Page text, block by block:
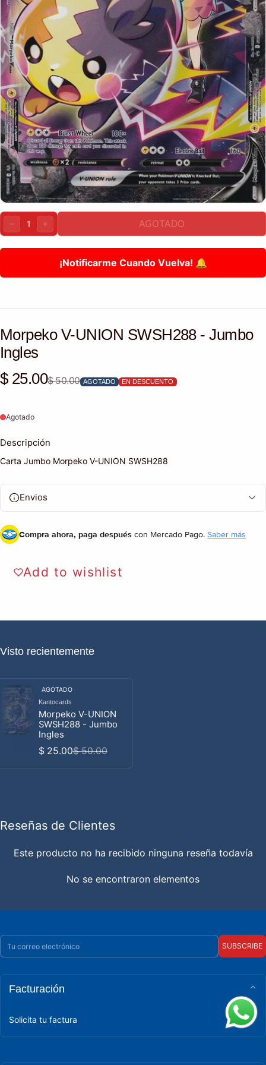
Cantidad:
DISMINUIRAUMENTAR AGOTADO
¡Notificarme Cuando Vuelva! 🔔
Morpeko V-UNION SWSH288 - Jumbo
Ingles
Precio de venta
$ 25.00
Precio habitual
$ 50.00 AGOTADO EN DESCUENTO
Agotado
Descripción
Carta Jumbo Morpeko V-UNION SWSH288
Envios
Compra ahora, paga después con Mercado Pago. Saber más
Add to wishlist
Visto recientemente
AGOTADO
Proveedor:
Kantocards
Morpeko V-UNION
SWSH288 - Jumbo
Ingles
Precio de venta
$ 25.00
Precio habitual
$ 50.00
Reseñas de Clientes
Este producto no ha recibido ninguna reseña todavía
No se encontraron elementos
Correo electrónico
SUBSCRIBE
Facturación
Solicita tu factura